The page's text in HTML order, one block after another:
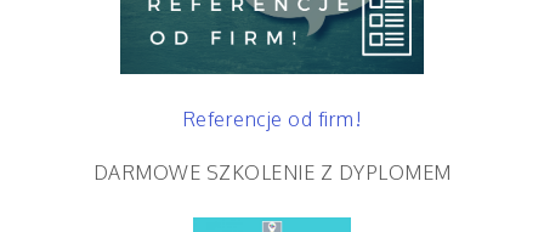
Referencje od firm!
DARMOWE SZKOLENIE Z DYPLOMEM